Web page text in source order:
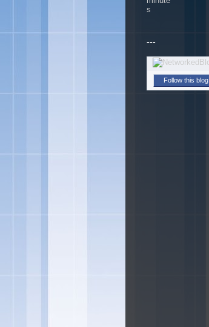
---
Follow this blog